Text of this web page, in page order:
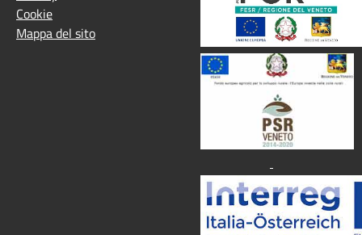
Cookie
Mappa del sito